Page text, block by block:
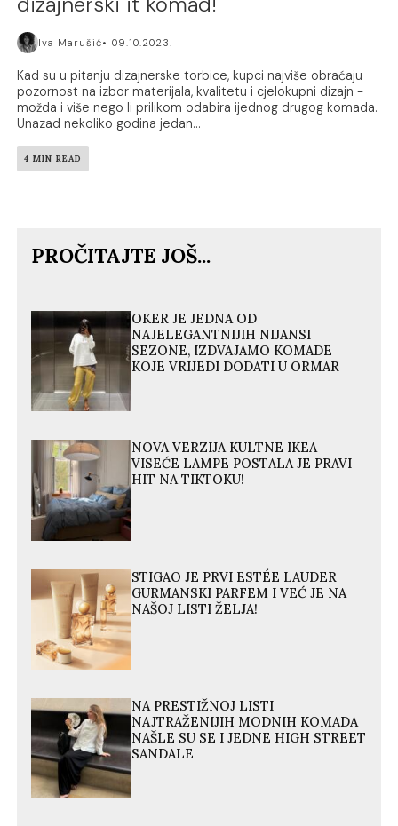
Iva Marušić 09.10.2023.
Kad su u pitanju dizajnerske torbice, kupci najviše obraćaju
pozornost na izbor materijala, kvalitetu i cjelokupni dizajn -
možda i više nego li prilikom odabira ijednog drugog komada.
Unazad nekoliko godina jedan...
4 MIN READ
PROČITAJTE JOŠ...
OKER JE JEDNA OD
NAJELEGANTNIJIH NIJANSI
SEZONE, IZDVAJAMO KOMADE
KOJE VRIJEDI DODATI U ORMAR
NOVA VERZIJA KULTNE IKEA
VISEĆE LAMPE POSTALA JE PRAVI
HIT NA TIKTOKU!
STIGAO JE PRVI ESTÉE LAUDER
GURMANSKI PARFEM I VEĆ JE NA
NAŠOJ LISTI ŽELJA!
NA PRESTIŽNOJ LISTI
NAJTRAŽENIJIH MODNIH KOMADA
NAŠLE SU SE I JEDNE HIGH STREET
SANDALE